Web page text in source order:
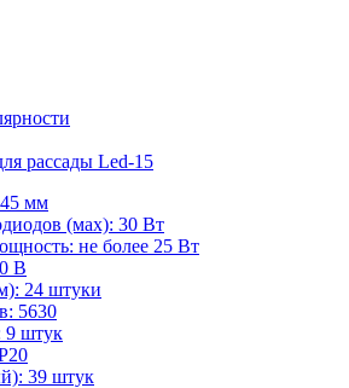
рассады Led-15
мм
(мах): 30 Вт
не более 25 Вт
В
24 штуки
5630
9 штук
39 штук